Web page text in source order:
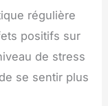
régulière
positifs sur
de stress
se sentir plus